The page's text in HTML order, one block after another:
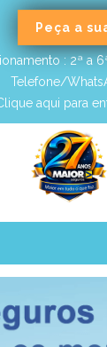
Peça a
:2ª a
Telefone/
aqui para